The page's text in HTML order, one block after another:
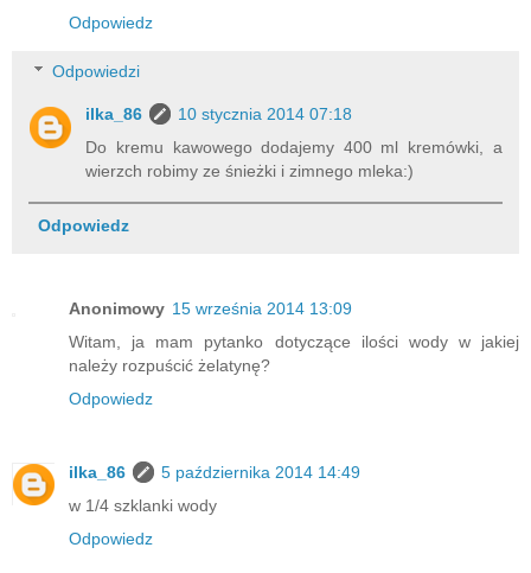
Odpowiedz
Odpowiedzi
ilka_86
10 stycznia 2014 07:18
Do kremu kawowego dodajemy 400 ml kremówki, a
wierzch robimy ze śnieżki i zimnego mleka:)
Odpowiedz
Anonimowy 15 września 2014 13:09
Witam, ja mam pytanko dotyczące ilości wody w jakiej
należy rozpuścić żelatynę?
Odpowiedz
ilka_86
5 października 2014 14:49
w 1/4 szklanki wody
Odpowiedz